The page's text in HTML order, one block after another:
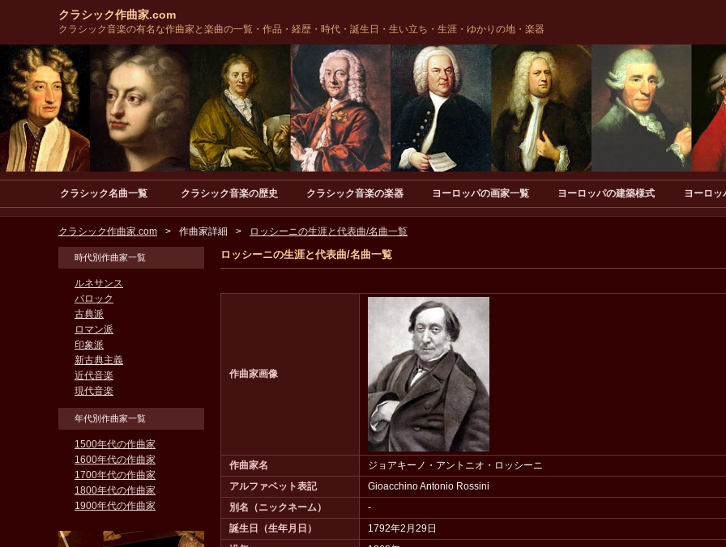
クラシック作曲家.com
クラシック音楽の有名な作曲家と楽曲の一覧・作品・経歴・時代・誕生日・生い立ち・生涯・ゆかりの地・楽器
クラシック名曲一覧 クラシック音楽の歴史 クラシック音楽の楽器 ヨーロッパの画家一覧 ヨーロッパの建築様式 ヨーロッ
クラシック作曲家.com 作曲家詳細 ロッシーニの生涯と代表曲/名曲一覧
ロッシーニの生涯と代表曲/名曲一覧
作曲家画像
作曲家名
ジョアキーノ・アントニオ・ロッシーニ
アルファベット表記
Gioacchino Antonio Rossini
別名（ニックネーム）
-
誕生日（生年月日）
1792年2月29日
時代別作曲家一覧
ルネサンス
バロック
古典派
ロマン派
印象派
新古典主義
近代音楽
現代音楽
年代別作曲家一覧
1500年代の作曲家
1600年代の作曲家
1700年代の作曲家
1800年代の作曲家
1900年代の作曲家